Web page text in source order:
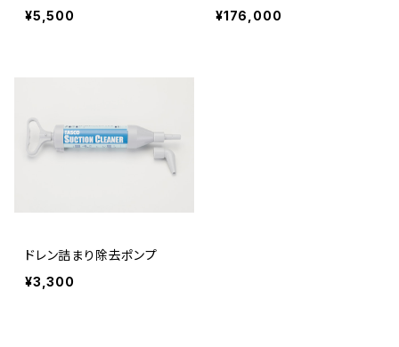
¥5,500
¥176,000
ドレン詰まり除去ポンプ
¥3,300